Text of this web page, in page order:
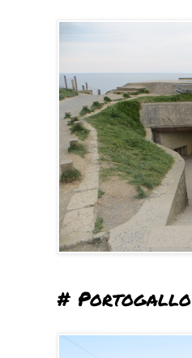
# Portogallo